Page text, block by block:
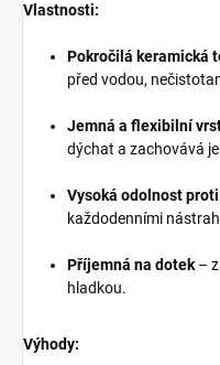
Vlastnosti:
Pokročilá keramická
před vodou,
Jemná a flexibilní
dýchat a zachovává
Vysoká odolnost
každodenními
Příjemná na dotek–
hladkou.
Výhody: